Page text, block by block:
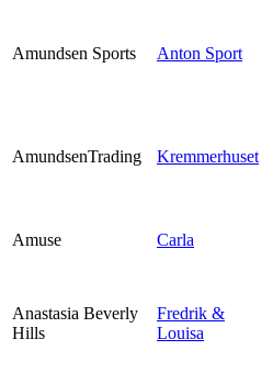
Amundsen Sports Anton Sport
AmundsenTrading Kremmerhuset
Amuse Carla
Anastasia Beverly
Hills
Fredrik &
Louisa